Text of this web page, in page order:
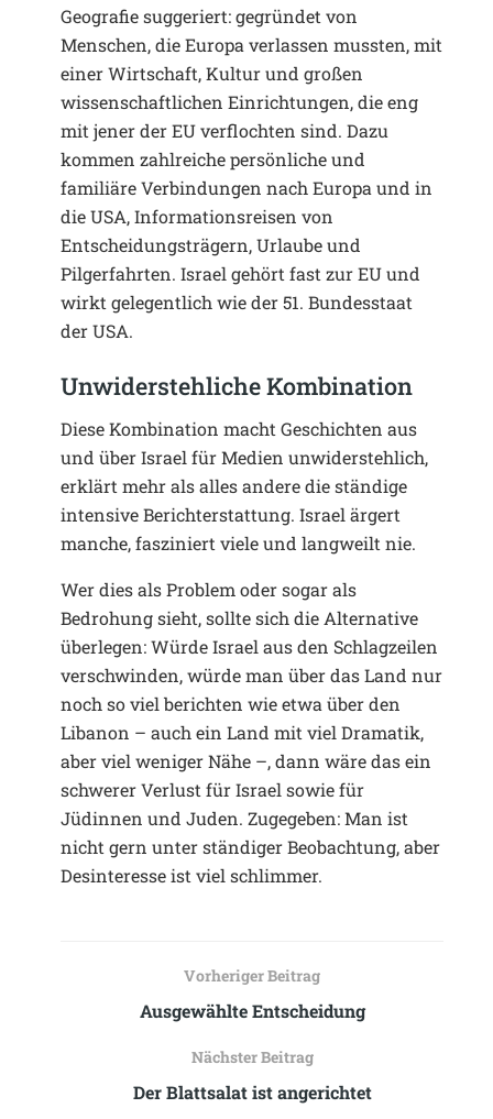
Geografie suggeriert: gegründet von
Menschen, die Europa verlassen mussten, mit
einer Wirtschaft, Kultur und großen
wissenschaftlichen Einrichtungen, die eng
mit jener der EU verflochten sind. Dazu
kommen zahlreiche persönliche und
familiäre Verbindungen nach Europa und in
die USA, Informationsreisen von
Entscheidungsträgern, Urlaube und
Pilgerfahrten. Israel gehört fast zur EU und
wirkt gelegentlich wie der 51. Bundesstaat
der USA.
Unwiderstehliche Kombination
Diese Kombination macht Geschichten aus
und über Israel für Medien unwiderstehlich,
erklärt mehr als alles andere die ständige
intensive Berichterstattung. Israel ärgert
manche, fasziniert viele und langweilt nie.
Wer dies als Problem oder sogar als
Bedrohung sieht, sollte sich die Alternative
überlegen: Würde Israel aus den Schlagzeilen
verschwinden, würde man über das Land nur
noch so viel berichten wie etwa über den
Libanon – auch ein Land mit viel Dramatik,
aber viel weniger Nähe –, dann wäre das ein
schwerer Verlust für Israel sowie für
Jüdinnen und Juden. Zugegeben: Man ist
nicht gern unter ständiger Beobachtung, aber
Desinteresse ist viel schlimmer.
Vorheriger Beitrag
Ausgewählte Entscheidung
Nächster Beitrag
Der Blattsalat ist angerichtet